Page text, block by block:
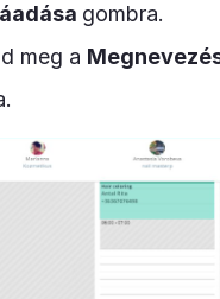
gombra.
meg a